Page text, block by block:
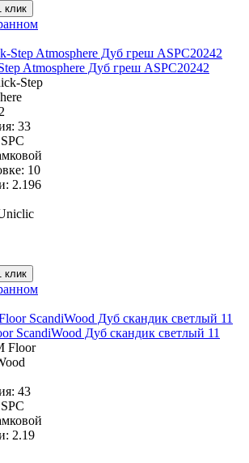
клик
Atmosphere Дуб греш ASPC20242
Step
33
SPC
10
2.196
клик
ScandiWood Дуб скандик светлый 11
Floor
43
SPC
2.19